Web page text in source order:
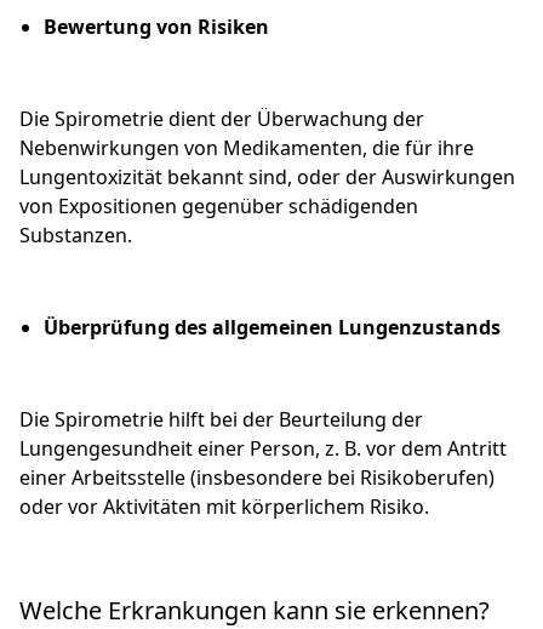
Bewertung von Risiken
Die Spirometrie dient der Überwachung der
Nebenwirkungen von Medikamenten, die für ihre
Lungentoxizität bekannt sind, oder der Auswirkungen
von Expositionen gegenüber schädigenden
Substanzen.
Überprüfung des allgemeinen Lungenzustands
Die Spirometrie hilft bei der Beurteilung der
Lungengesundheit einer Person, z. B. vor dem Antritt
einer Arbeitsstelle (insbesondere bei Risikoberufen)
oder vor Aktivitäten mit körperlichem Risiko.
Welche Erkrankungen kann sie erkennen?